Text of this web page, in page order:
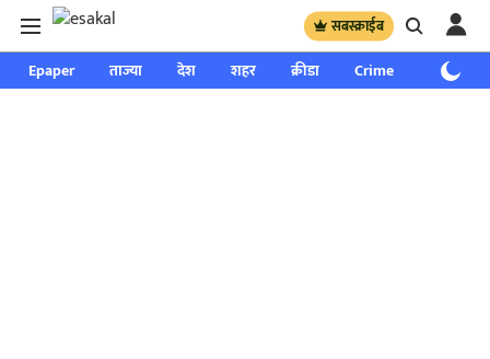
सबस्क्राईब
Epaper ताज्या देश शहर क्रीडा Crime साप्ताहिक